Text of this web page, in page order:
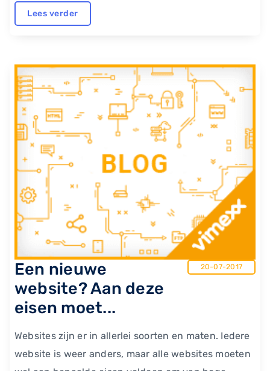
Lees verder
Een nieuwe
website? Aan deze
eisen moet...
20-07-2017
Websites zijn er in allerlei soorten en maten. Iedere
website is weer anders, maar alle websites moeten